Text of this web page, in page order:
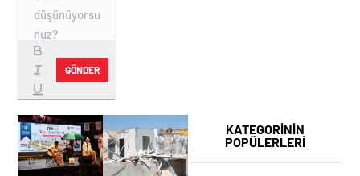
GÖNDER
KATEGORİNİN
POPÜLERLERİ